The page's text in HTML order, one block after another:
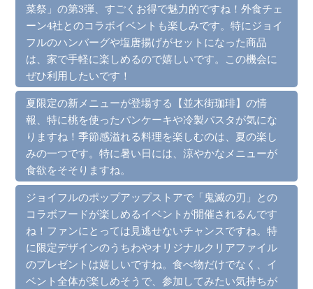
菜祭」の第3弾、すごくお得で魅力的ですね！外食チェ
ーン4社とのコラボイベントも楽しみです。特にジョイ
フルのハンバーグや塩唐揚げがセットになった商品
は、家で手軽に楽しめるので嬉しいです。この機会に
ぜひ利用したいです！
夏限定の新メニューが登場する【並木街珈琲】の情
報、特に桃を使ったパンケーキや冷製パスタが気にな
りますね！季節感溢れる料理を楽しむのは、夏の楽し
みの一つです。特に暑い日には、涼やかなメニューが
食欲をそそりますね。
ジョイフルのポップアップストアで「鬼滅の刃」との
コラボフードが楽しめるイベントが開催されるんです
ね！ファンにとっては見逃せないチャンスですね。特
に限定デザインのうちわやオリジナルクリアファイル
のプレゼントは嬉しいですね。食べ物だけでなく、イ
ベント全体が楽しめそうで、参加してみたい気持ちが